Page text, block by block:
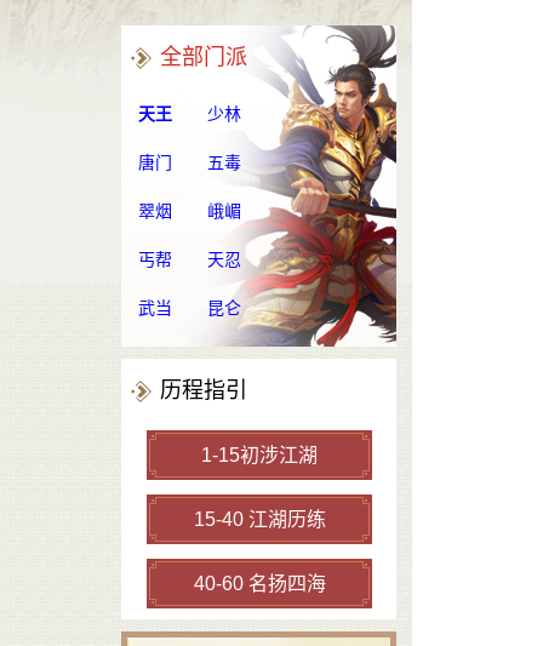
全部门派
天王 少林
唐门 五毒
翠烟 峨嵋
丐帮 天忍
武当 昆仑
历程指引
1-15初涉江湖
15-40 江湖历练
40-60 名扬四海